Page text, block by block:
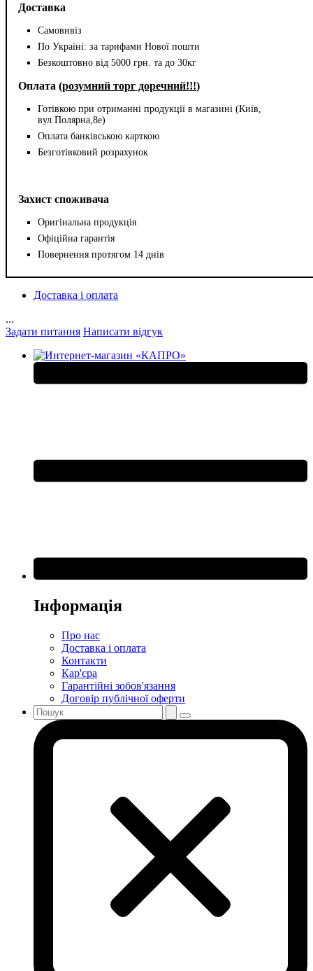
Доставка
Самовивіз
По Україні: за тарифами Нової пошти
Безкоштовно від 5000 грн. та до 30кг
Оплата (розумний торг доречний!!!)
Готівкою при отриманні продукції в магазині (Київ,
вул.Полярна,8е)
Оплата банківською карткою
Безготівковий розрахунок
Захист споживача
Оригінальна продукція
Офіційна гарантія
Повернення протягом 14 днів
Доставка і оплата
...
Задати питання Написати відгук
Інформація
Про нас
Доставка і оплата
Контакти
Кар'єра
Гарантійні зобов'язання
Договір публічної оферти